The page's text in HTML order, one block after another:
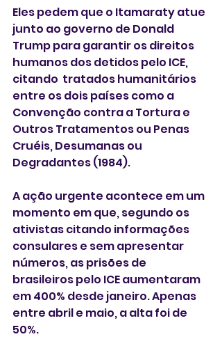
Eles pedem que o Itamaraty atue
junto ao governo de Donald
Trump para garantir os direitos
humanos dos detidos pelo ICE,
citando  tratados humanitários
entre os dois países como a
Convenção contra a Tortura e
Outros Tratamentos ou Penas
Cruéis, Desumanas ou
Degradantes (1984).
A ação urgente acontece em um
momento em que, segundo os
ativistas citando informações
consulares e sem apresentar
números, as prisões de
brasileiros pelo ICE aumentaram
em 400% desde janeiro. Apenas
entre abril e maio, a alta foi de
50%.